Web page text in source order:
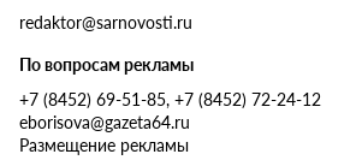
redaktor@sarnovosti.ru
По вопросам рекламы
+7 (8452) 69-51-85, +7 (8452) 72-24-12
eborisova@gazeta64.ru
Размещение рекламы